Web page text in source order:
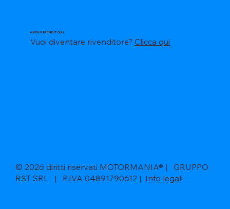
AREA RIVENDITORI
Vuoi diventare rivenditore?Clicca qui
© 2026 diritti riservati MOTORMANIA® | GRUPPO
RST SRL | P.IVA 04891790612 | Info legali